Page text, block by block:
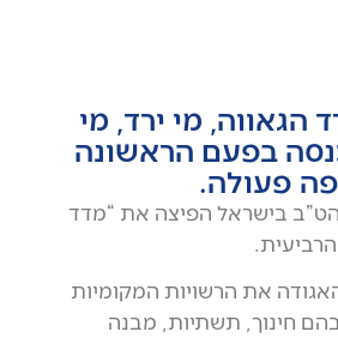
הגאווה, מי ירד, מי
בפעם הראשונה
פעולה.
בישראל הפיצה את “מדד
את הרשויות המקומיות
חינוך, תשתיות, מבנה